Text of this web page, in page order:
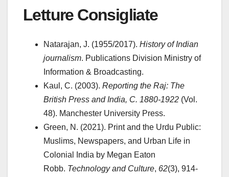
Letture Consigliate
Natarajan, J. (1955/2017). History of Indian
journalism. Publications Division Ministry of
Information & Broadcasting.
Kaul, C. (2003). Reporting the Raj: The
British Press and India, C. 1880-1922 (Vol.
48). Manchester University Press.
Green, N. (2021). Print and the Urdu Public:
Muslims, Newspapers, and Urban Life in
Colonial India by Megan Eaton
Robb. Technology and Culture, 62(3), 914-